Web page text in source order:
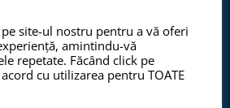
ChemSol Group deține
site-ul nostru pentru a vă oferi
amintindu-vă
repetate. Făcând click pe
acord cu utilizarea pentru TOATE